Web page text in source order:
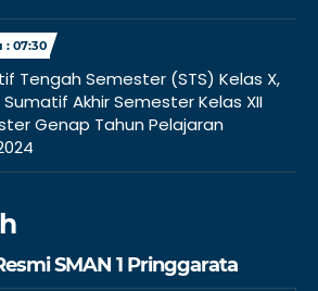
: 07:30
Tengah Semester (STS) Kelas X,
Sumatif Akhir Semester Kelas XII
Genap Tahun Pelajaran
SMAN 1 Pringgarata